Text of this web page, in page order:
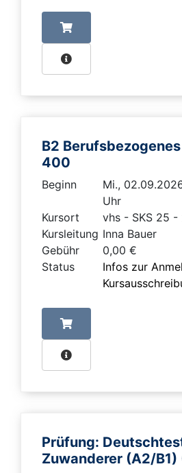
B2
400
Beginn
Mi.,
Uhr
Kursort
vhs - SKS 25 -
Kursleitung Inna Bauer
Gebühr
0,00 €
Status
Infos zur
Prüfung:
Zuwanderer (A2/